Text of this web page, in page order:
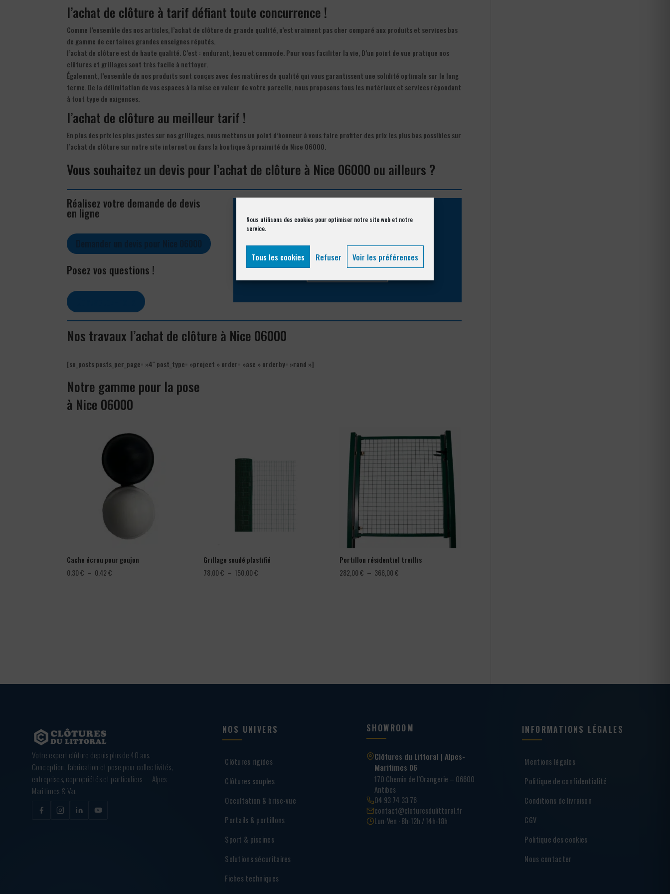
Nous utilisons des cookies pour optimiser notre site web et notre
service.
Tous les cookies Refuser Voir les préférences
l’achat de clôture à tarif défiant toute concurrence !
Comme l’ensemble des nos articles, l’achat de clôture de grande qualité, n’est vraiment pas cher comparé aux produits et services bas
de gamme de certaines grandes enseignes réputés.
l’achat de clôture est de haute qualité. C’est : endurant, beau et commode. Pour vous faciliter la vie, D’un point de vue pratique nos
clôtures et grillages sont très facile à nettoyer.
Également, l’ensemble de nos produits sont conçus avec des matières de qualité qui vous garantissent une solidité optimale sur le long
terme. De la délimitation de vos espaces à la mise en valeur de votre parcelle, nous proposons tous les matériaux et services répondant
à tout type de exigences.
l’achat de clôture au meilleur tarif !
En plus des prix les plus justes sur nos grillages, nous mettons un point d’honneur à vous faire profiter des prix les plus bas possibles sur
l’achat de clôture sur notre site internet ou dans la boutique à proximité de Nice 06000.
Vous souhaitez un devis pour l’achat de clôture à Nice 06000 ou ailleurs ?
Réalisez votre demande de devis
en ligne
Posez vos questions !
Appelez-nous !
04 93 74 33 76
Nos travaux l’achat de clôture à Nice 06000
[su_posts posts_per_page= »4″ post_type= »project » order= »asc » orderby= »rand »]
Notre gamme pour la pose
à Nice 06000
Cache écrou pour goujon
0,30€ – 0,42€
Grillage soudé plastifié
78,00€ – 150,00€Plage
Portillon résidentiel treillis
282,00€ – 366,00€
Votre expert clôture depuis plus de 40 ans.
Conception, fabrication et pose pour collectivités,
entreprises, copropriétés et particuliers — Alpes-
Maritimes & Var.
NOS UNIVERS
Clôtures rigides
Clôtures souples
Occultation & brise-vue
Portails & portillons
Sport & piscines
Solutions sécuritaires
Fiches techniques
SHOWROOM
Clôtures du Littoral | Alpes-
Maritimes 06
170 Chemin de l’Orangerie – 06600
Antibes
04 93 74 33 76
contact@cloturesdulittoral.fr
Lun-Ven · 8h-12h / 14h-18h
INFORMATIONS LÉGALES
Mentions légales
Politique de confidentialité
Conditions de livraison
CGV
Politique des cookies
Nous contacter